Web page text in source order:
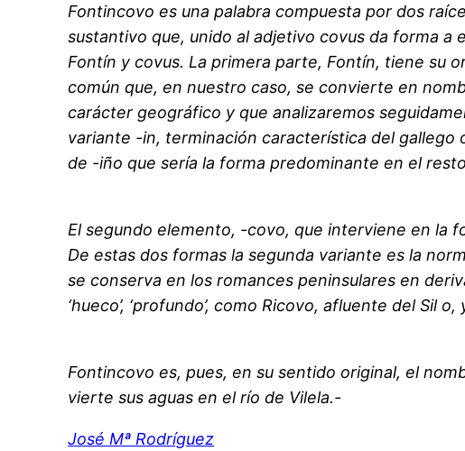
Fontincovo es una palabra compuesta por dos
sustantivo que, unido al adjetivo covus da forma
Fontín y covus. La primera parte, Fontín, tiene su
común que, en nuestro caso, se convierte en
carácter geográfico y que analizaremos
variante -in, terminación característica del
de -iño que sería la forma predominante en el
El segundo elemento, -covo, que interviene en la
De estas dos formas la segunda variante es la
se conserva en los romances peninsulares en
‘hueco’, ‘profundo’, como Ricovo, afluente del Sil
Fontincovo es, pues, en su sentido original, el
vierte sus aguas en el río de Vilela.-
José Mª Rodríguez